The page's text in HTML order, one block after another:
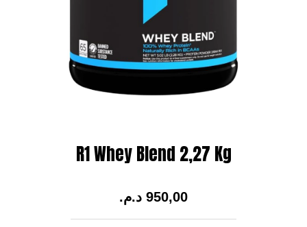
R1 Whey Blend 2,27 Kg
950,00 د.م.